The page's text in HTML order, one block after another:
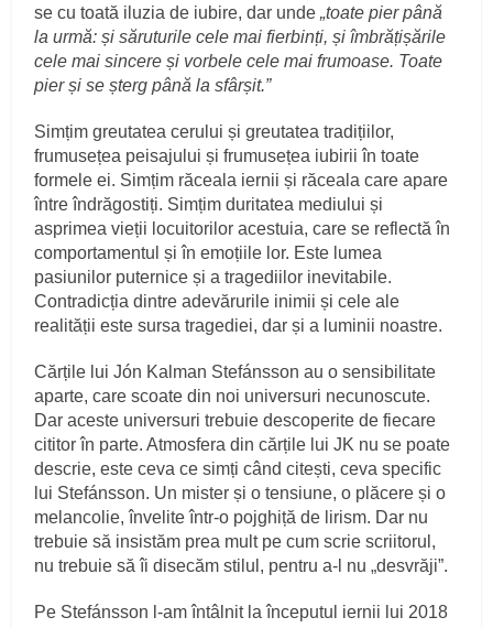
se cu toată iluzia de iubire, dar unde „toate pier până
la urmă: și săruturile cele mai fierbinți, și îmbrățișările
cele mai sincere și vorbele cele mai frumoase. Toate
pier și se șterg până la sfârșit.”
Simțim greutatea cerului și greutatea tradițiilor,
frumusețea peisajului și frumusețea iubirii în toate
formele ei. Simțim răceala iernii și răceala care apare
între îndrăgostiți. Simțim duritatea mediului și
asprimea vieții locuitorilor acestuia, care se reflectă în
comportamentul și în emoțiile lor. Este lumea
pasiunilor puternice și a tragediilor inevitabile.
Contradicția dintre adevărurile inimii și cele ale
realității este sursa tragediei, dar și a luminii noastre.
Cărțile lui Jón Kalman Stefánsson au o sensibilitate
aparte, care scoate din noi universuri necunoscute.
Dar aceste universuri trebuie descoperite de fiecare
cititor în parte. Atmosfera din cărțile lui JK nu se poate
descrie, este ceva ce simți când citești, ceva specific
lui Stefánsson. Un mister și o tensiune, o plăcere și o
melancolie, învelite într-o pojghiță de lirism. Dar nu
trebuie să insistăm prea mult pe cum scrie scriitorul,
nu trebuie să îi disecăm stilul, pentru a-l nu „desvrăji”.
Pe Stefánsson l-am întâlnit la începutul iernii lui 2018